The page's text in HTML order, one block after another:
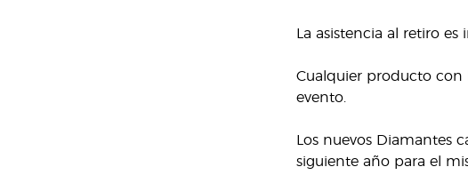
La asistencia al retiro
Cualquier producto con
evento.
Los nuevos Diamantes
siguiente año para el